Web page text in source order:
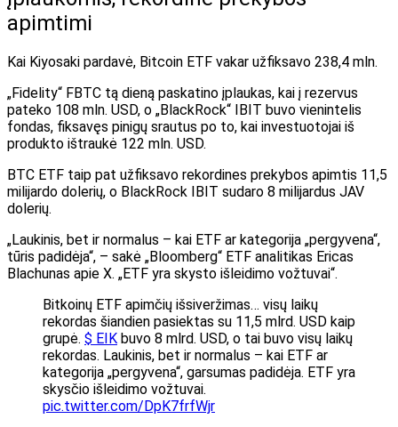
apimtimi
Kai Kiyosaki pardavė, Bitcoin ETF vakar užfiksavo 238,4 mln.
„Fidelity“ FBTC tą dieną paskatino įplaukas, kai į rezervus
pateko 108 mln. USD, o „BlackRock“ IBIT buvo vienintelis
fondas, fiksavęs pinigų srautus po to, kai investuotojai iš
produkto ištraukė 122 mln. USD.
BTC ETF taip pat užfiksavo rekordines prekybos apimtis 11,5
milijardo dolerių, o BlackRock IBIT sudaro 8 milijardus JAV
dolerių.
„Laukinis, bet ir normalus – kai ETF ar kategorija „pergyvena“,
tūris padidėja“, – sakė „Bloomberg“ ETF analitikas Ericas
Blachunas apie X. „ETF yra skysto išleidimo vožtuvai“.
Bitkoinų ETF apimčių išsiveržimas… visų laikų
rekordas šiandien pasiektas su 11,5 mlrd. USD kaip
grupė. $ EIK buvo 8 mlrd. USD, o tai buvo visų laikų
rekordas. Laukinis, bet ir normalus – kai ETF ar
kategorija „pergyvena“, garsumas padidėja. ETF yra
skysčio išleidimo vožtuvai.
pic.twitter.com/DpK7frfWjr